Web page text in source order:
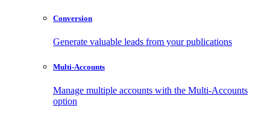
Conversion
Generate valuable leads from your publications
Multi-Accounts
Manage multiple accounts with the Multi-Accounts
option